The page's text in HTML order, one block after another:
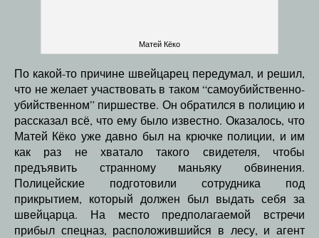
Матей Кёко
По какой-то причине швейцарец передумал, и решил,
что не желает участвовать в таком “самоубийственно-
убийственном” пиршестве. Он обратился в полицию и
рассказал всё, что ему было известно. Оказалось, что
Матей Кёко уже давно был на крючке полиции, и им
как раз не хватало такого свидетеля, чтобы
предъявить странному маньяку обвинения.
Полицейские подготовили сотрудника под
прикрытием, который должен был выдать себя за
швейцарца. На место предполагаемой встречи
прибыл спецназ, расположившийся в лесу, и агент